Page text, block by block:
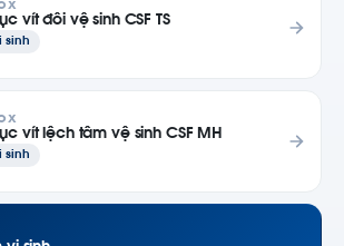
vít đôi vệ sinh CSF TS
sinh
vít lệch tâm vệ sinh CSF MH
sinh